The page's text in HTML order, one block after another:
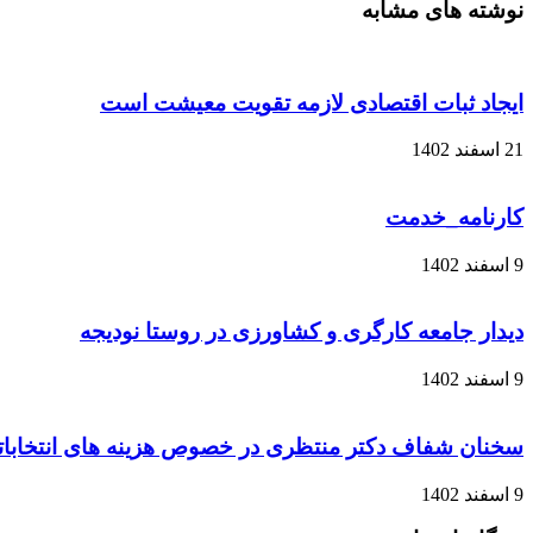
نوشته های مشابه
ایجاد ثبات اقتصادی لازمه تقویت معیشت است
21 اسفند 1402
کارنامه_خدمت
9 اسفند 1402
دیدار جامعه کارگری و کشاورزی در روستا نودیجه
9 اسفند 1402
سخنان شفاف دکتر منتظری در خصوص هزینه های
9 اسفند 1402